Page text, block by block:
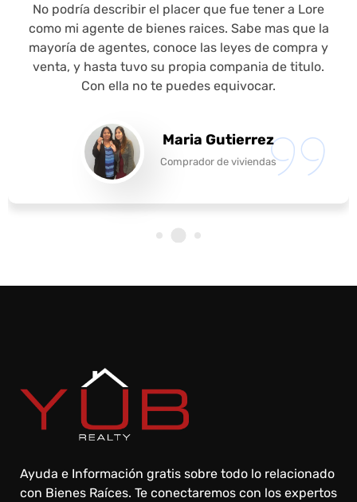
No podría describir el placer que fue tener a Lore
como mi agente de bienes raices. Sabe mas que la
mayoría de agentes, conoce las leyes de compra y
venta, y hasta tuvo su propia compania de titulo.
Con ella no te puedes equivocar.
Maria Gutierrez
Comprador de viviendas
Ayuda e Información gratis sobre todo lo relacionado
con Bienes Raíces. Te conectaremos con los expertos